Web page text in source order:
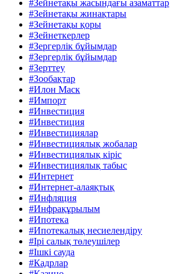
#Зейнетақы жасындағы азаматтар
#Зейнетақы жинақтары
#Зейнетақы қоры
#Зейнеткерлер
#Зергерлік бұйымдар
#Зергерлік бұйымдар
#Зерттеу
#Зообақтар
#Илон Маск
#Импорт
#Инвестиция
#Инвестиция
#Инвестициялар
#Инвестициялық жобалар
#Инвестициялық кіріс
#Инвестициялық табыс
#Интернет
#Интернет-алаяқтық
#Инфляция
#Инфрақұрылым
#Ипотека
#Ипотекалық несиелендіру
#Ірі салық төлеушілер
#Ішкі сауда
#Кадрлар